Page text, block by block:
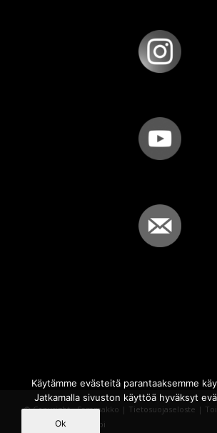
© Copyright - Sammakko | Tietosuojaseloste |
Powered by
iQWebbi
Käytämme evästeitä parantaaksemme
Jatkamalla sivuston käyttöä hyväksyt
Ok